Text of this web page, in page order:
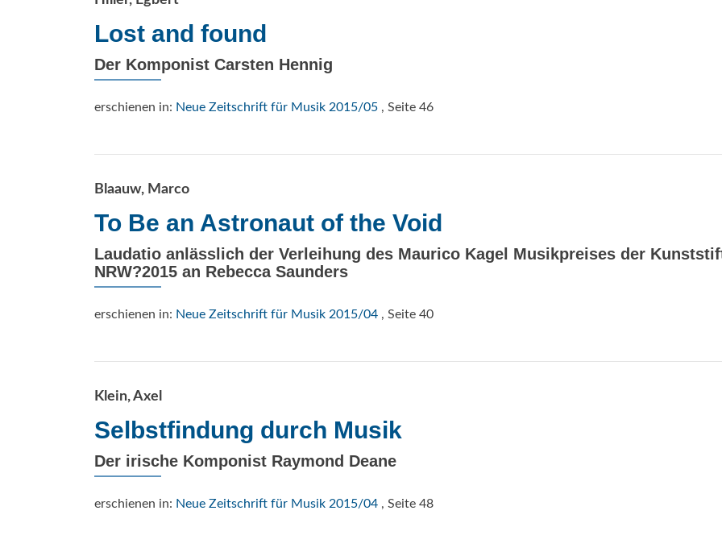
Lost and found
Der Komponist Carsten Hennig
erschienen in: Neue Zeitschrift für Musik 2015/05 , Seite 46
Blaauw, Marco
To Be an Astronaut of the Void
Laudatio anlässlich der Verleihung des Maurico Kagel Musikpreises der
NRW?2015 an Rebecca Saunders
erschienen in: Neue Zeitschrift für Musik 2015/04 , Seite 40
Klein, Axel
Selbstfindung durch Musik
Der irische Komponist Raymond Deane
erschienen in: Neue Zeitschrift für Musik 2015/04 , Seite 48